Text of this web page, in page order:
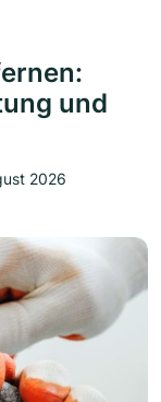
und
2026